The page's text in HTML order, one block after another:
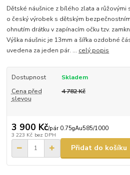
Dětské náušnice z bílého zlata a růžovými
o český výrobek s dětským
ohnutím drátku v zapínacím očku tzv.
Výška náušnic je 13mm a šířka ozdobné
uvedena za jeden pár. ... celý popis
Dostupnost
Skladem
Cena před
slevou
4 782 Kč
3 900 Kč/pár 0.75gAu585/1000
3 223 Kč bez DPH
Přidat do košíku